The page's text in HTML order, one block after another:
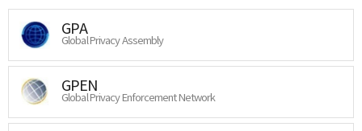
GPA
Global Privacy Assembly
GPEN
Global Privacy Enforcement Network